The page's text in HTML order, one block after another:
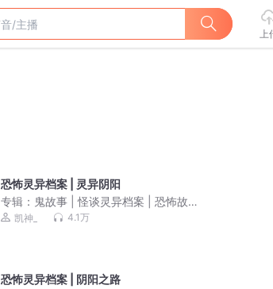
上
恐怖灵异档案 | 灵异阴阳
专辑： 鬼故事 | 怪谈灵异档案 | 恐怖故事
合集凯神_ 4.1万
恐怖灵异档案 | 阴阳之路